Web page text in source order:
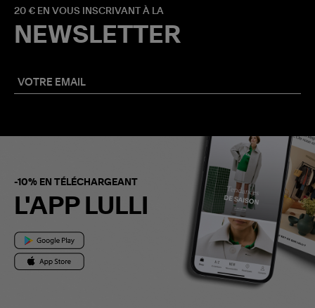
20 € EN VOUS INSCRIVANT À LA
NEWSLETTER
-10% EN TÉLÉCHARGEANT
L'APP LULLI